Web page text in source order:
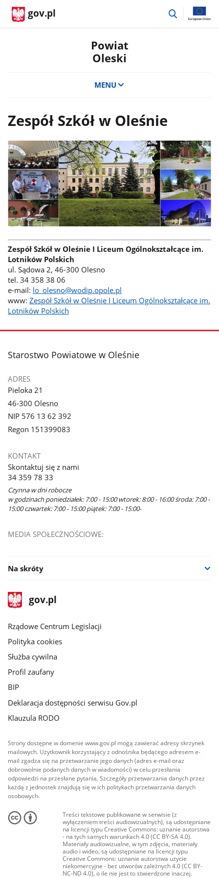
gov.pl
przejdź
Powiat
Oleski
MENU
Zespół Szkół w Oleśnie
Zespół Szkół w Oleśnie I Liceum Ogólnokształcące im.
Lotników Polskich
ul. Sądowa 2, 46-300 Olesno
tel. 34 358 38 06
e-mail: lo_olesno@wodip.opole.pl
www: Zespół Szkół w Oleśnie I Liceum Ogólnokształcące im.
Lotników Polskich
stopka
Starostwo Powiatowe w Oleśnie
ADRES
Pieloka 21
46-300 Olesno
NIP 576 13 62 392
Regon 151399083
KONTAKT
Skontaktuj się z nami
34 359 78 33
Czynna w dni robocze
w godzinach poniedziałek: 7:00 - 15:00 wtorek: 8:00 - 16:00 środa: 7:00 -
15:00 czwartek: 7:00 - 15:00 piątek: 7:00 - 15:00-
MEDIA SPOŁECZNOŚCIOWE:
Na skróty
stopka
gov.plStrona
gov.pl
Rządowe Centrum Legislacji
Polityka cookies
Służba cywilna
Profil zaufany
BIP
Deklaracja dostępności serwisu Gov.pl
Klauzula RODO
Strony dostępne w domenie www.gov.pl mogą zawierać adresy skrzynek
mailowych. Użytkownik korzystający z odnośnika będącego adresem e-
mail zgadza się na przetwarzanie jego danych (adres e-mail oraz
dobrowolnie podanych danych w wiadomości) w celu przesłania
odpowiedzi na przesłane pytania. Szczegóły przetwarzania danych przez
każdą z jednostek znajdują się w ich politykach przetwarzania danych
osobowych.
Treści tekstowe publikowane w serwisie (z
wyłączeniem treści audiowizualnych), są udostępniane
na licencji typu Creative Commons: uznanie autorstwa
- na tych samych warunkach 4.0 (CC BY-SA 4.0).
Materiały audiowizualne, w tym zdjęcia, materiały
audio i wideo, są udostępniane na licencji typu
Creative Commons: uznanie autorstwa użycie
niekomercyjne - bez utworów zależnych 4.0 (CC BY-
NC-ND 4.0), o ile nie jest to stwierdzone inaczej.